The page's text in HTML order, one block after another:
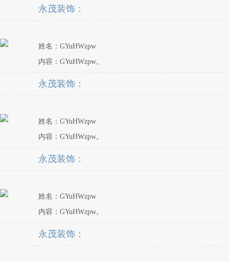
永茂装饰：
姓名：GYuHWzpw
内容：GYuHWzpw。
永茂装饰：
姓名：GYuHWzpw
内容：GYuHWzpw。
永茂装饰：
姓名：GYuHWzpw
内容：GYuHWzpw。
永茂装饰：